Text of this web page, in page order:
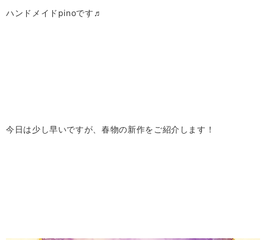
ハンドメイドpinoです♬
今日は少し早いですが、春物の新作をご紹介します！